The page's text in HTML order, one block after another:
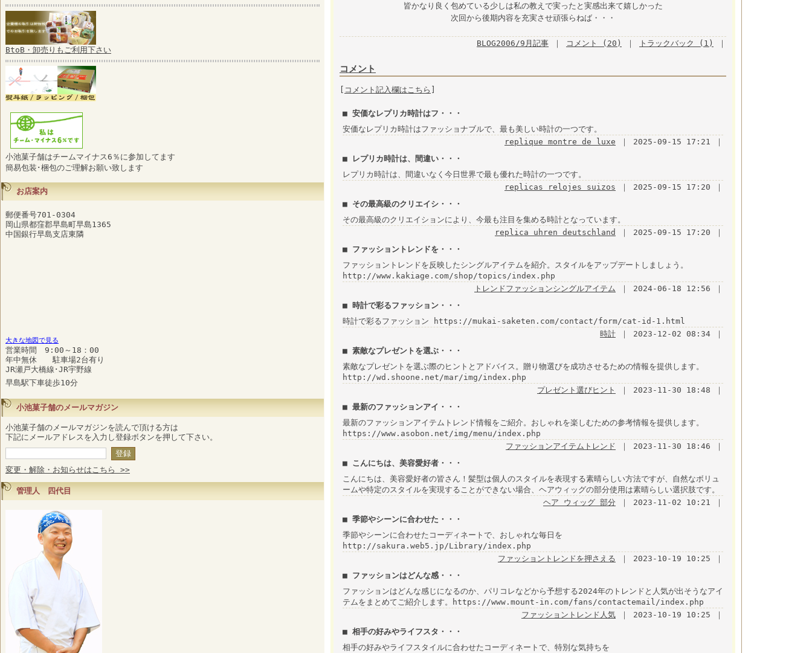
BtoB・卸売りもご利用下さい
小池菓子舗はチームマイナス6％に参加してます
簡易包装･梱包のご理解お願い致します
お店案内
郵便番号701-0304
岡山県都窪郡早島町早島1365
中国銀行早島支店東隣
大きな地図で見る
営業時間 9:00～18：00
年中無休 駐車場2台有り
JR瀬戸大橋線･JR宇野線
早島駅下車徒歩10分
小池菓子舗のメールマガジン
小池菓子舗のメールマガジンを読んで頂ける方は
下記にメールアドレスを入力し登録ボタンを押して下さい。
変更・解除・お知らせはこちら >>
管理人 四代目
皆かなり良く包めている少しは私の教えで実ったと実感出来て嬉しかった
次回から後期内容を充実させ頑張らねば・・・
BLOG2006/9月記事 ｜ コメント (20) ｜ トラックバック (1) ｜
コメント
コメント記入欄はこちら
■ 安価なレプリカ時計はフ・・・
安価なレプリカ時計はファッショナブルで、最も美しい時計の一つです。
replique montre de luxe ｜ 2025-09-15 17:21 ｜
■ レプリカ時計は、間違い・・・
レプリカ時計は、間違いなく今日世界で最も優れた時計の一つです。
replicas relojes suizos ｜ 2025-09-15 17:20 ｜
■ その最高級のクリエイシ・・・
その最高級のクリエイションにより、今最も注目を集める時計となっています。
replica uhren deutschland
｜ 2025-09-15 17:20 ｜
■ ファッショントレンドを・・・
ファッショントレンドを反映したシングルアイテムを紹介。スタイルをアップデートしましょう。
http://www.kakiage.com/shop/topics/index.php
トレンドファッションシングルアイテム ｜ 2024-06-18 12:56 ｜
■ 時計で彩るファッション・・・
時計で彩るファッション https://mukai-saketen.com/contact/form/cat-id-1.html
時計 ｜ 2023-12-02 08:34 ｜
■ 素敵なプレゼントを選ぶ・・・
素敵なプレゼントを選ぶ際のヒントとアドバイス。贈り物選びを成功させるための情報を提供します。
http://wd.shoone.net/mar/img/index.php
プレゼント選びヒント
｜ 2023-11-30 18:48 ｜
■ 最新のファッションアイ・・・
最新のファッションアイテムトレンド情報をご紹介。おしゃれを楽しむための参考情報を提供します。
https://www.asobon.net/img/menu/index.php
ファッションアイテムトレンド ｜ 2023-11-30 18:46 ｜
■ こんにちは、美容愛好者・・・
こんにちは、美容愛好者の皆さん！髪型は個人のスタイルを表現する素晴らしい方法ですが、自然なボリュ
ームや特定のスタイルを実現することができない場合、ヘアウィッグの部分使用は素晴らしい選択肢です。
ヘア ウィッグ 部分 ｜ 2023-11-02 10:21 ｜
■ 季節やシーンに合わせた・・・
季節やシーンに合わせたコーディネートで、おしゃれな毎日を
http://sakura.web5.jp/Library/index.php
ファッショントレンドを押さえる ｜ 2023-10-19 10:25 ｜
■ ファッションはどんな感・・・
ファッションはどんな感じになるのか、パリコレなどから予想する2024年のトレンドと人気が出そうなアイ
テムをまとめてご紹介します。https://www.mount-in.com/fans/contactemail/index.php
ファッショントレンド人気 ｜ 2023-10-19 10:25 ｜
■ 相手の好みやライフスタ・・・
相手の好みやライフスタイルに合わせたコーディネートで、特別な気持ちを